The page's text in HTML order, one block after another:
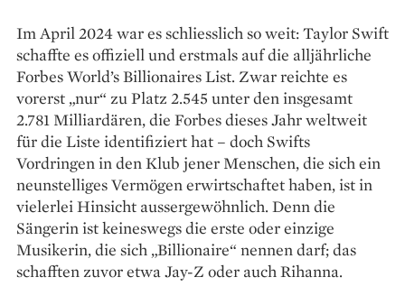
Im April 2024 war es schliesslich so weit: Taylor Swift
schaffte es offiziell und erstmals auf die alljährliche
Forbes World’s Billionaires List. Zwar reichte es
vorerst „nur“ zu Platz 2.545 unter den insgesamt
2.781 Milliardären, die Forbes dieses Jahr weltweit
für die Liste identi­fiziert hat – doch Swifts
Vordringen in den Klub jener Menschen, die sich ein
neunstelliges ­Vermögen erwirtschaftet haben, ist in
vielerlei Hinsicht aussergewöhnlich. Denn die
Sängerin ist keineswegs die erste oder einzige
Musikerin, die sich „Billionaire“ nennen darf; das
schafften zuvor etwa Jay-Z oder auch Rihanna.